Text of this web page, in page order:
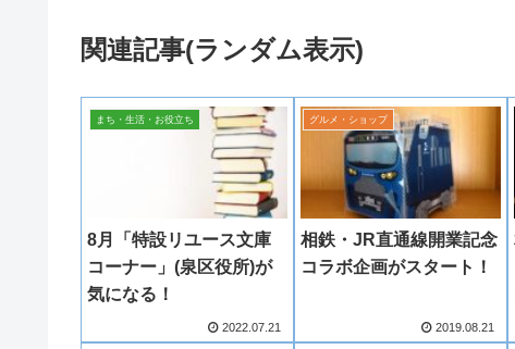
関連記事(ランダム表示)
まち・生活・お役立ち
8月「特設リユース文庫
コーナー」(泉区役所)が
気になる！
2022.07.21
グルメ・ショップ
相鉄・JR直通線開業記念
コラボ企画がスタート！
2019.08.21